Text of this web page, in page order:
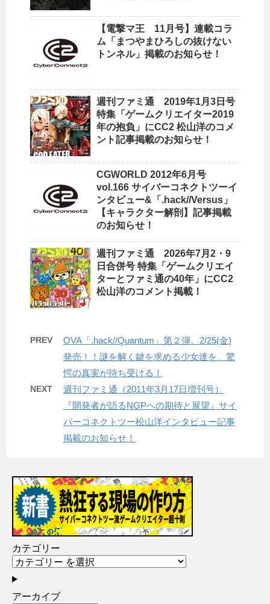
【電撃マ王 11月号】連載コラ
ム「まつやまひろしの抜けない
トンネル」掲載のお知らせ！
週刊ファミ通 2019年1月3日号
特集「ゲームクリエイター2019
年の抱負」にCC2 松山洋のコメ
ント記事掲載のお知らせ！
CGWORLD 2012年6月号
vol.166 サイバーコネクトツーイ
ンタビュー&「.hack//Versus」
【キャラクター解剖】記事掲載
のお知らせ！
週刊ファミ通 2026年7月2・9
日合併号 特集「ゲームクリエイ
ターとファミ通の40年」にCC2
松山洋のコメント掲載！
PREV
OVA「.hack//Quantum」第２弾、2/25(金)
発売！！謎を解く鍵を求める少女達を、驚
愕の真実が待ち受ける！
NEXT
週刊ファミ通（2011年3月17日増刊号）
『開発者が語るNGPへの期待と展望』サイ
バーコネクトツー松山洋インタビュー記事
掲載のお知らせ！
カテゴリー
アーカイブ